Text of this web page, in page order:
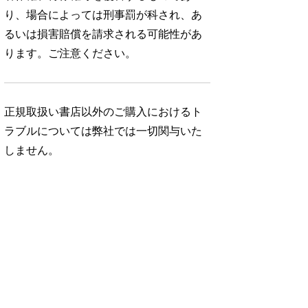
り、場合によっては刑事罰が科され、あ
るいは損害賠償を請求される可能性があ
ります。ご注意ください。
正規取扱い書店以外のご購入におけるト
ラブルについては弊社では一切関与いた
しません。